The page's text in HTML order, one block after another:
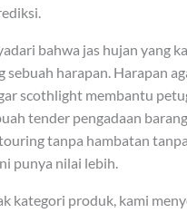
bahwa jas hujan yang
harapan. Harapan
scothlight membantu
tender pengadaan
tanpa hambatan
punya nilai lebih.
kategori produk, kami